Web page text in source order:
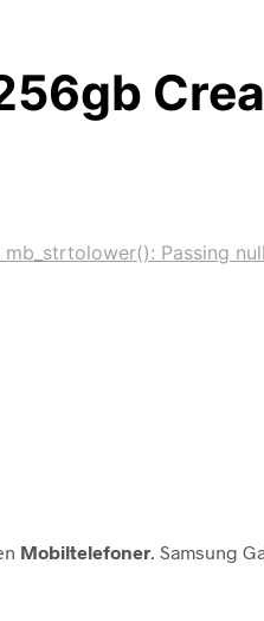
mb_strtolower(): Passing
Mobiltelefoner . Samsung